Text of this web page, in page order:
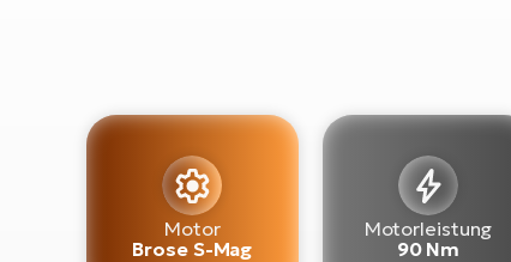
Motor
Brose S-Mag
Motorleistung
90 Nm